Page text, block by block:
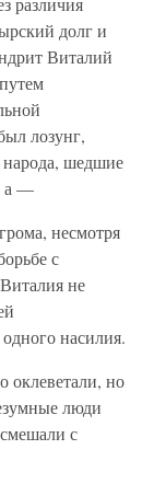
долг и
Виталий
лозунг,
шедшие
а —
несмотря
с
не
насилия.
оклеветали, но
люди
с